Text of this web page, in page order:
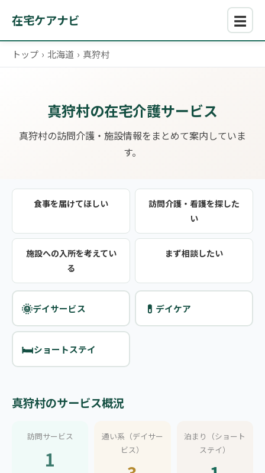
在宅ケアナビ ☰
トップ › 北海道 › 真狩村
真狩村の在宅介護サービス
真狩村の訪問介護・施設情報をまとめて案内していま
す。
食事を届けてほしい
訪問介護・看護を探した
い
施設への入所を考えてい
る
まず相談したい
🌞デイサービス 💊 デイケア
🛏️ショートステイ
真狩村のサービス概況
訪問サービス
1
通い系（デイサー
ビス）
泊まり（ショート
ステイ）